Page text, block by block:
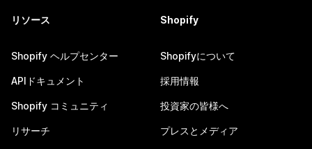
リソース
Shopify ヘルプセンター
APIドキュメント
Shopify コミュニティ
リサーチ
Shopify
Shopifyについて
採用情報
投資家の皆様へ
プレスとメディア